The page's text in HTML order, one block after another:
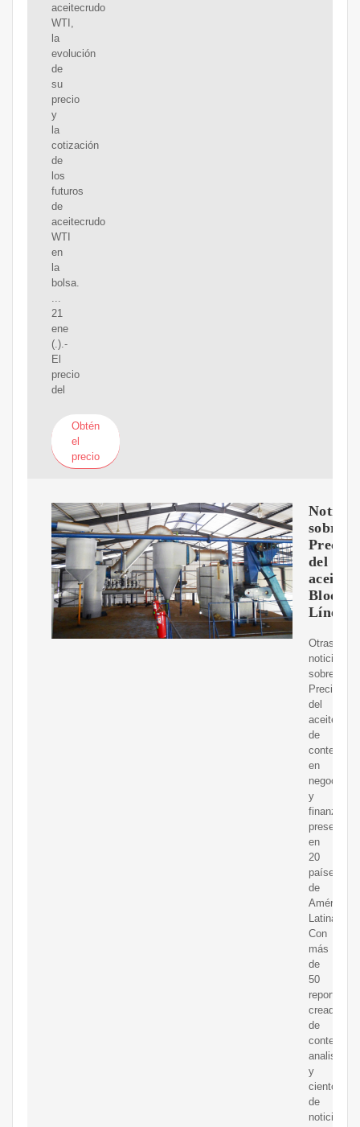
aceitecrudo
WTI,
la
evolución
de
su
precio
y
la
cotización
de
los
futuros
de
aceitecrudo
WTI
en
la
bolsa.
...
21
ene
(.).-
El
precio
del
Obtén
el
precio
sobre
Precios
del
aceite-
Línea
Otras
noticias
sobre
Precios
del
aceiteLíder
de
contenido
en
negocios
y
finanzas,
presente
en
20
países
de
América
Latina.
Con
más
de
50
reporteros,
creadores
de
contenido,
analistas
y
cientos
de
noticias